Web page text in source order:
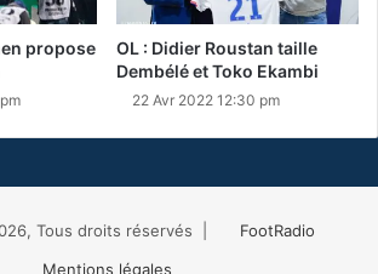
propose
OL : Didier Roustan taille
Dembélé et Toko Ekambi
22 Avr 2022 12:30 pm
Tous droits réservés |
FootRadio
Mentions légales